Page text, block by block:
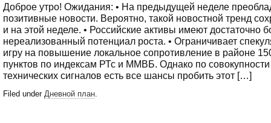
Доброе утро! Ожидания: • На предыдущей неделе
позитивные новости. Вероятно, такой новостной тренд
и на этой неделе. • Российские активы имеют достаточно
нереализованный потенциал роста. • Ограничивает
игру на повышение локальное сопротивление в районе
пунктов по индексам РТс и ММВБ. Однако по совокупности
технических сигналов есть все шансы пробить этот […]
Filed under Дневной план